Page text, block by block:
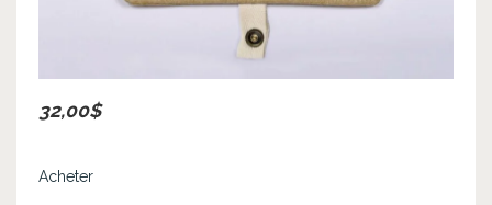
32,00$
Acheter